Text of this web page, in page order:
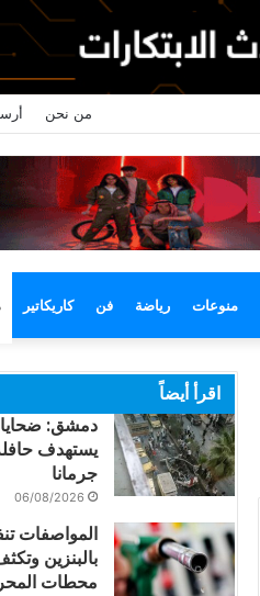
من نحن
منوعات رياضة فن كاريكاتير
اقرأ أيضاً
دمشق: ضحايا
يستهدف
جرمانا
06/08/2026
المواصفات
بالبنزين
محطات